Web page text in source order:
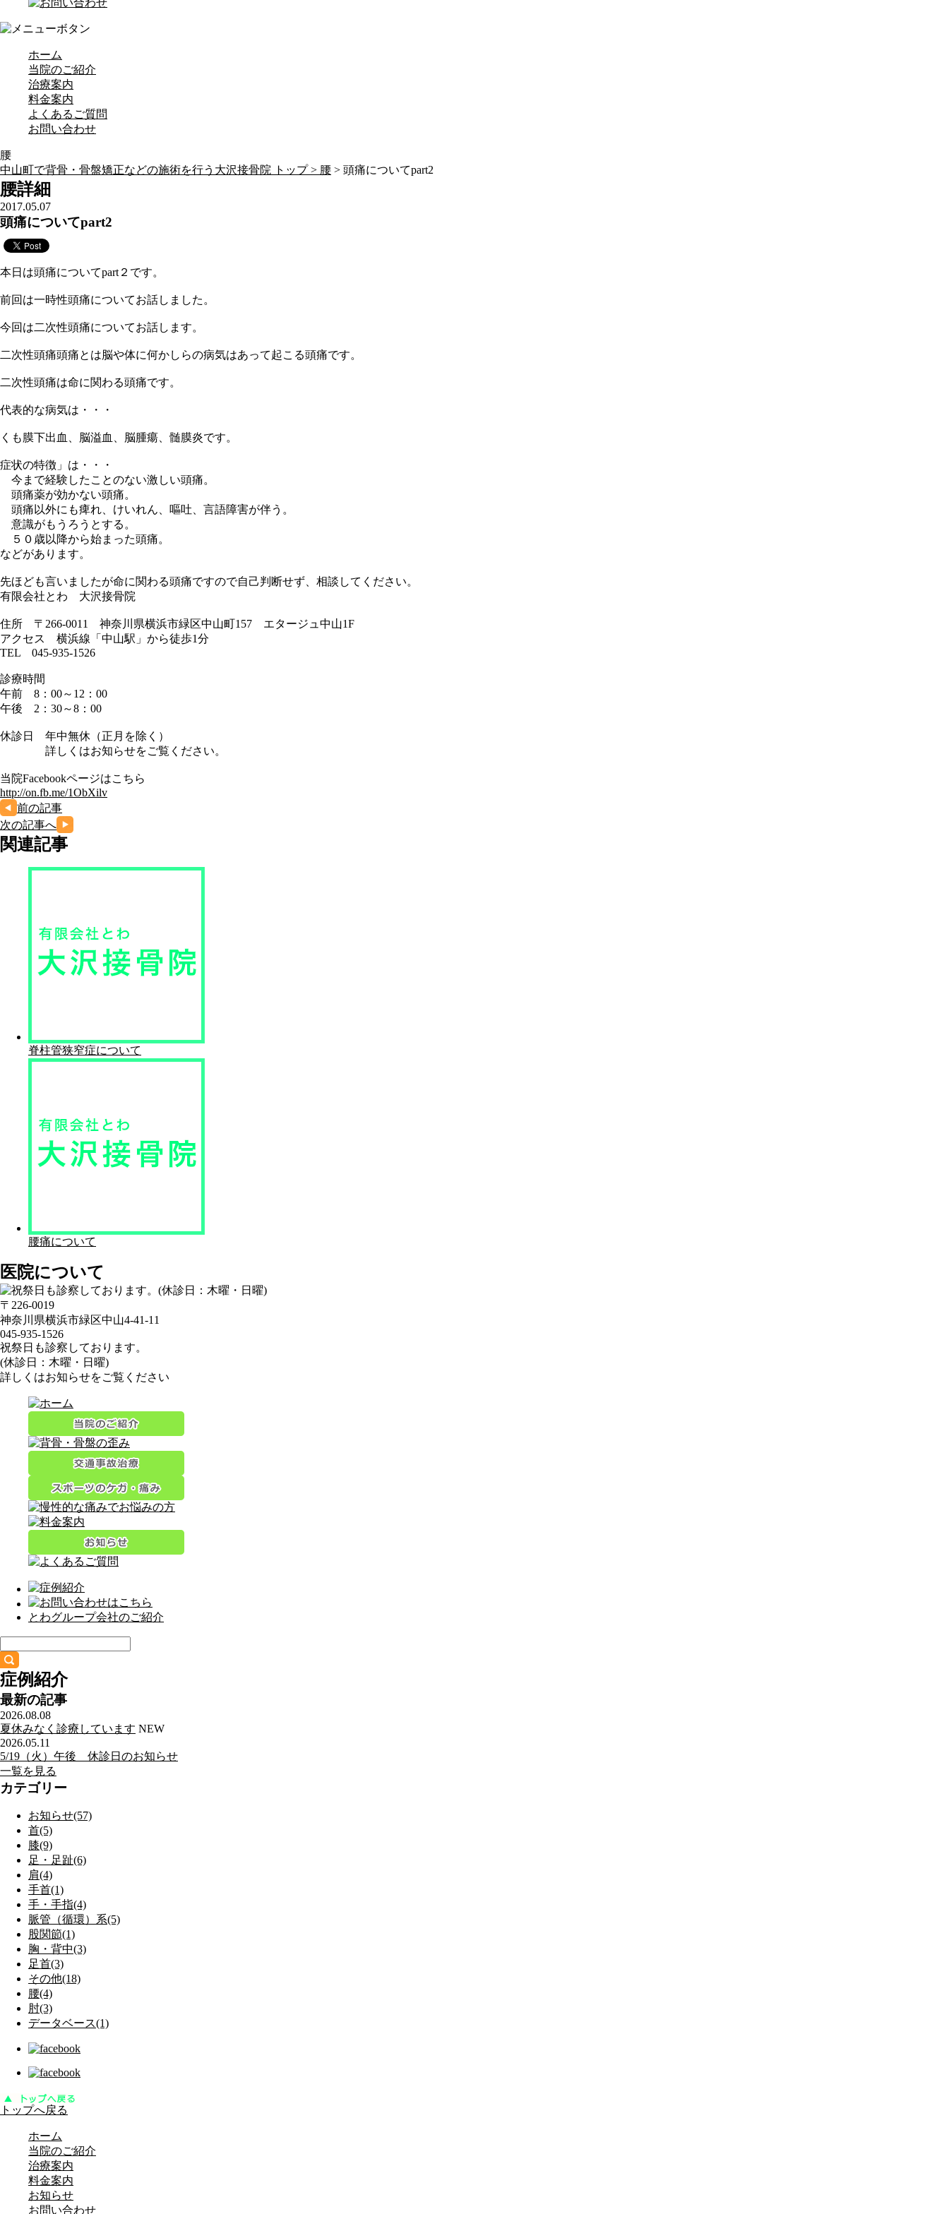
ホーム
当院のご紹介
治療案内
料金案内
よくあるご質問
お問い合わせ
腰
中山町で背骨・骨盤矯正などの施術を行う大沢接骨院 トップ > 腰 > 頭痛についてpart2
腰詳細
2017.05.07
頭痛についてpart2
本日は頭痛についてpart２です。
前回は一時性頭痛についてお話しました。
今回は二次性頭痛についてお話します。
二次性頭痛頭痛とは脳や体に何かしらの病気はあって起こる頭痛です。
二次性頭痛は命に関わる頭痛です。
代表的な病気は・・・
くも膜下出血、脳溢血、脳腫瘍、髄膜炎です。
症状の特徴」は・・・
今まで経験したことのない激しい頭痛。
頭痛薬が効かない頭痛。
頭痛以外にも痺れ、けいれん、嘔吐、言語障害が伴う。
意識がもうろうとする。
５０歳以降から始まった頭痛。
などがあります。
先ほども言いましたが命に関わる頭痛ですので自己判断せず、相談してください。
有限会社とわ 大沢接骨院
住所 〒266-0011 神奈川県横浜市緑区中山町157 エタージュ中山1F
アクセス 横浜線「中山駅」から徒歩1分
TEL 045-935-1526
診療時間
午前 8：00～12：00
午後 2：30～8：00
休診日 年中無休（正月を除く）
詳しくはお知らせをご覧ください。
当院Facebookページはこちら
http://on.fb.me/1ObXilv
前の記事
次の記事へ
関連記事
脊柱管狭窄症について
腰痛について
医院について
〒226-0019
神奈川県横浜市緑区中山4-41-11
045-935-1526
祝祭日も診察しております。
(休診日：木曜・日曜)
詳しくはお知らせをご覧ください
とわグループ会社のご紹介
症例紹介
最新の記事
2026.08.08
夏休みなく診療しています NEW
2026.05.11
5/19（火）午後 休診日のお知らせ
一覧を見る
カテゴリー
お知らせ(57)
首(5)
膝(9)
足・足趾(6)
肩(4)
手首(1)
手・手指(4)
脈管（循環）系(5)
股関節(1)
胸・背中(3)
足首(3)
その他(18)
腰(4)
肘(3)
データベース(1)
トップへ戻る
ホーム
当院のご紹介
治療案内
料金案内
お知らせ
お問い合わせ